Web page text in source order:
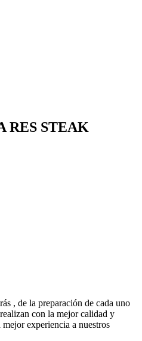
RES STEAK
, de la preparación de cada uno
con la mejor calidad y
experiencia a nuestros